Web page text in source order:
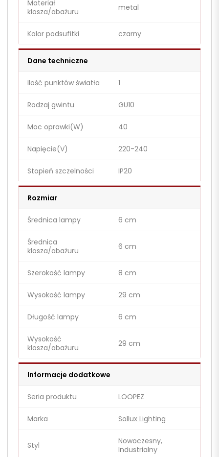
Materiał
klosza/abażuru
metal
Kolor podsufitki czarny
Dane techniczne
Ilość punktów światła 1
Rodzaj gwintu GU10
Moc oprawki(W) 40
Napięcie(V) 220-240
Stopień szczelności IP20
Rozmiar
Średnica lampy 6 cm
Średnica
klosza/abażuru
6 cm
Szerokość lampy 8 cm
Wysokość lampy 29 cm
Długość lampy 6 cm
Wysokość
klosza/abażuru
29 cm
Informacje dodatkowe
Seria produktu LOOPEZ
Marka Sollux Lighting
Styl
Nowoczesny,
Industrialny